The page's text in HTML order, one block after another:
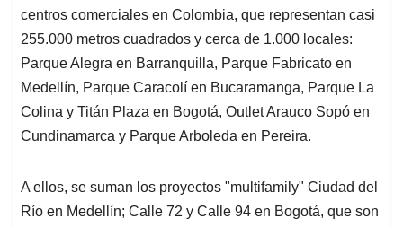
centros comerciales en Colombia, que representan casi
255.000 metros cuadrados y cerca de 1.000 locales:
Parque Alegra en Barranquilla, Parque Fabricato en
Medellín, Parque Caracolí en Bucaramanga, Parque La
Colina y Titán Plaza en Bogotá, Outlet Arauco Sopó en
Cundinamarca y Parque Arboleda en Pereira.
A ellos, se suman los proyectos "multifamily" Ciudad del
Río en Medellín; Calle 72 y Calle 94 en Bogotá, que son